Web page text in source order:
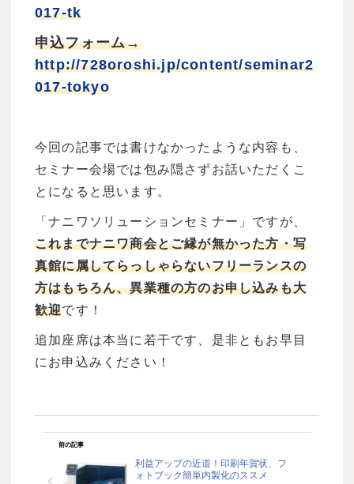
017-tk
申込フォーム→
http://728oroshi.jp/content/seminar2
017-tokyo
今回の記事では書けなかったような内容も、
セミナー会場では包み隠さずお話いただくこ
とになると思います。
「ナニワソリューションセミナー」ですが、
これまでナニワ商会とご縁が無かった方・写
真館に属してらっしゃらないフリーランスの
方はもちろん、異業種の方のお申し込みも大
歓迎です！
追加座席は本当に若干です、是非ともお早目
にお申込みください！
前の記事
利益アップの近道！印刷年賀状、フ
ォトブック簡単内製化のススメ